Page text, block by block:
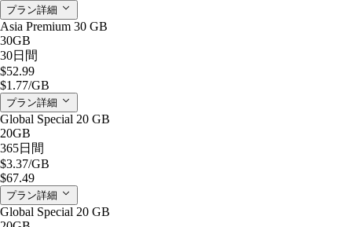
プラン詳細
Asia Premium 30 GB
30GB
30日間
$52.99
$1.77/GB
プラン詳細
Global Special 20 GB
20GB
365日間
$3.37/GB
$67.49
プラン詳細
Global Special 20 GB